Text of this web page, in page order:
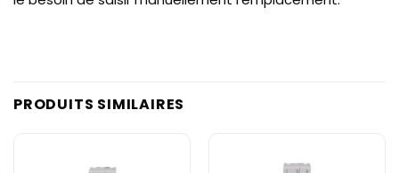
PRODUITS SIMILAIRES